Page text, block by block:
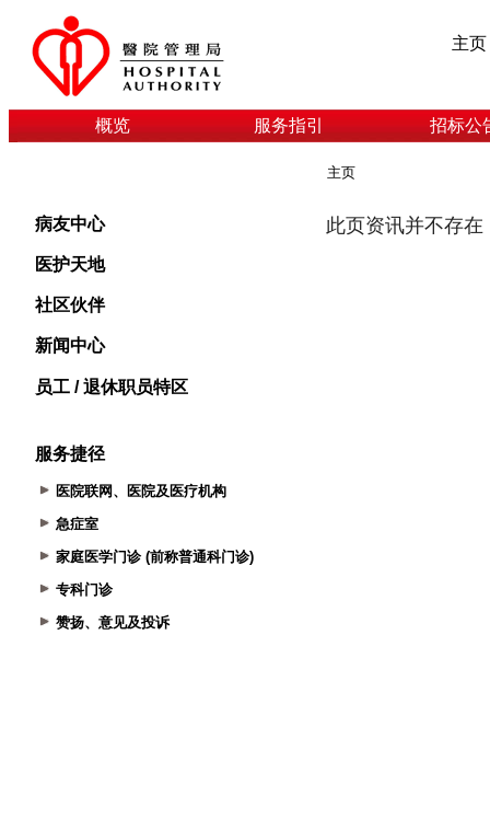
主页
概览 服务指引 招标公
病友中心
医护天地
社区伙伴
新闻中心
员工 / 退休职员特区
服务捷径
医院联网、医院及医疗机构
急症室
家庭医学门诊 (前称普通科门诊)
专科门诊
赞扬、意见及投诉
主页